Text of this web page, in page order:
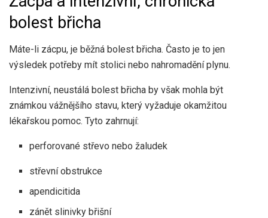
bolest břicha
Máte-li zácpu, je běžná bolest břicha. Často je to jen
výsledek potřeby mít stolici nebo nahromadění plynu.
Intenzivní, neustálá bolest břicha by však mohla být
známkou vážnějšího stavu, který vyžaduje okamžitou
lékařskou pomoc. Tyto zahrnují:
perforované střevo nebo žaludek
střevní obstrukce
apendicitida
zánět slinivky břišní